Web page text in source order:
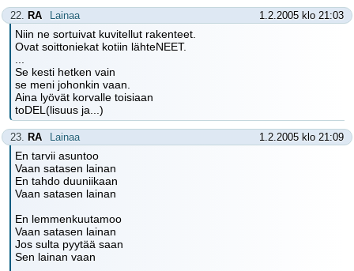
22. RA Lainaa 1.2.2005 klo 21:03
Niin ne sortuivat kuvitellut rakenteet.
Ovat soittoniekat kotiin lähteNEET.
Se kesti hetken vain
se meni johonkin vaan.
Aina lyövät korvalle toisiaan
toDEL(lisuus ja...)
23. RA Lainaa 1.2.2005 klo 21:09
En tarvii asuntoo
Vaan satasen lainan
En tahdo duuniikaan
Vaan satasen lainan
En lemmenkuutamoo
Vaan satasen lainan
Jos sulta pyytää saan
Sen lainan vaan